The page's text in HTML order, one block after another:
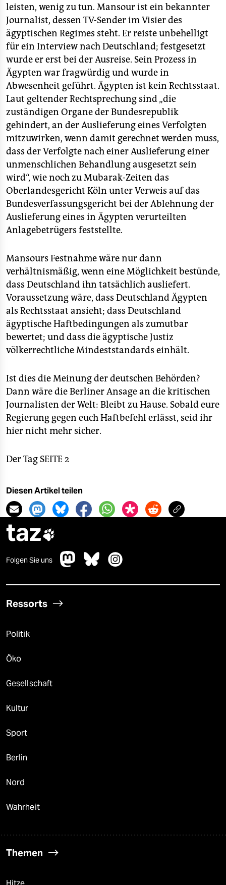
leisten, wenig zu tun. Mansour ist ein bekannter
Journalist, dessen TV-Sender im Visier des
ägyptischen Regimes steht. Er reiste unbehelligt
für ein Interview nach Deutschland; festgesetzt
wurde er erst bei der Ausreise. Sein Prozess in
Ägypten war fragwürdig und wurde in
Abwesenheit geführt. Ägypten ist kein Rechtsstaat.
Laut geltender Rechtsprechung sind „die
zuständigen Organe der Bundesrepublik
gehindert, an der Auslieferung eines Verfolgten
mitzuwirken, wenn damit gerechnet werden muss,
dass der Verfolgte nach einer Auslieferung einer
unmenschlichen Behandlung ausgesetzt sein
wird“, wie noch zu Mubarak-Zeiten das
Oberlandesgericht Köln unter Verweis auf das
Bundesverfassungsgericht bei der Ablehnung der
Auslieferung eines in Ägypten verurteilten
Anlagebetrügers feststellte.
Mansours Festnahme wäre nur dann
verhältnismäßig, wenn eine Möglichkeit bestünde,
dass Deutschland ihn tatsächlich ausliefert.
Voraussetzung wäre, dass Deutschland Ägypten
als Rechtsstaat ansieht; dass Deutschland
ägyptische Haftbedingungen als zumutbar
bewertet; und dass die ägyptische Justiz
völkerrechtliche Mindeststandards einhält.
Ist dies die Meinung der deutschen Behörden?
Dann wäre die Berliner Ansage an die kritischen
Journalisten der Welt: Bleibt zu Hause. Sobald eure
Regierung gegen euch Haftbefehl erlässt, seid ihr
hier nicht mehr sicher.
Der Tag SEITE 2
Diesen Artikel teilen
taz
Folgen Sie uns
Ressorts
Politik
Öko
Gesellschaft
Kultur
Sport
Berlin
Nord
Wahrheit
Themen